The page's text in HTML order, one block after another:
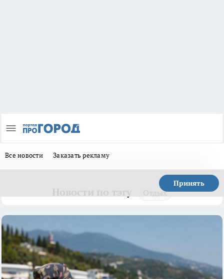
Все новости Заказать рекламу
Принять
Отдых